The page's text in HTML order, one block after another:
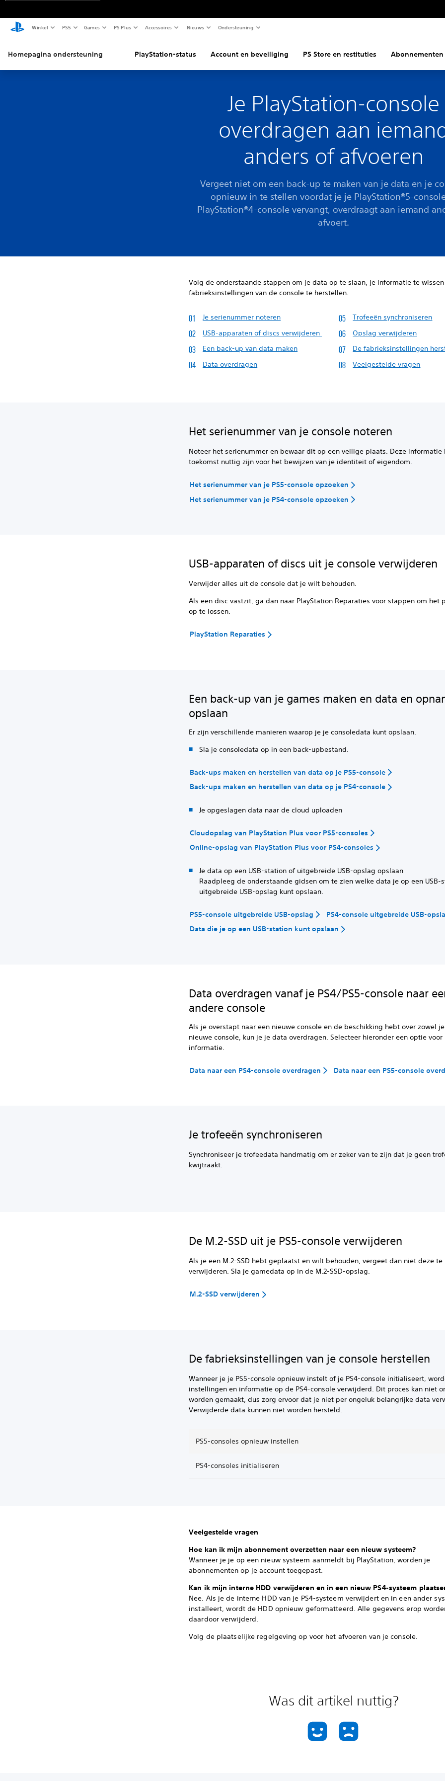
Winkel PS5 Games PS Plus Accessoires Nieuws Ondersteuning
Homepagina ondersteuning PlayStation-status Account en beveiliging PS Store en restituties Abonnementen
Je PlayStation-console
overdragen aan
anders of afvoeren
Vergeet niet om een back-up te maken van je data en je
opnieuw in te stellen voordat je je PlayStation®5-
PlayStation®4-console vervangt, overdraagt aan iemand
afvoert.
Volg de onderstaande stappen om je data op te slaan, je informatie te
fabrieksinstellingen van de console te herstellen.
Je serienummer noteren
USB-apparaten of discs verwijderen
Een back-up van data maken
Data overdragen
Trofeeën synchroniseren
Opslag verwijderen
De fabrieksinstellingen
Veelgestelde vragen
Het serienummer van je console noteren
Noteer het serienummer en bewaar dit op een veilige plaats. Deze informatie
toekomst nuttig zijn voor het bewijzen van je identiteit of eigendom.
Het serienummer van je PS5-console opzoeken
Het serienummer van je PS4-console opzoeken
USB-apparaten of discs uit je console verwijderen
Verwijder alles uit de console dat je wilt behouden.
Als een disc vastzit, ga dan naar PlayStation Reparaties voor stappen om het
op te lossen.
PlayStation Reparaties
Een back-up van je games maken en data en
opslaan
Er zijn verschillende manieren waarop je je consoledata kunt opslaan.
Sla je consoledata op in een back-upbestand.
Back-ups maken en herstellen van data op je PS5-console
Back-ups maken en herstellen van data op je PS4-console
Je opgeslagen data naar de cloud uploaden
Cloudopslag van PlayStation Plus voor PS5-consoles
Online-opslag van PlayStation Plus voor PS4-consoles
Je data op een USB-station of uitgebreide USB-opslag opslaan
Raadpleeg de onderstaande gidsen om te zien welke data je op een USB-
uitgebreide USB-opslag kunt opslaan.
PS5-console uitgebreide USB-opslag
PS4-console uitgebreide USB-
Data die je op een USB-station kunt opslaan
Data overdragen vanaf je PS4/PS5-console naar
andere console
Als je overstapt naar een nieuwe console en de beschikking hebt over zowel
nieuwe console, kun je je data overdragen. Selecteer hieronder een optie voor
informatie.
Data naar een PS4-console overdragen Data naar een PS5-console
Je trofeeën synchroniseren
Synchroniseer je trofeedata handmatig om er zeker van te zijn dat je geen
kwijtraakt.
De M.2-SSD uit je PS5-console verwijderen
Als je een M.2-SSD hebt geplaatst en wilt behouden, vergeet dan niet deze te
verwijderen. Sla je gamedata op in de M.2-SSD-opslag.
M.2-SSD verwijderen
De fabrieksinstellingen van je console herstellen
Wanneer je je PS5-console opnieuw instelt of je PS4-console initialiseert,
instellingen en informatie op de PS4-console verwijderd. Dit proces kan niet
worden gemaakt, dus zorg ervoor dat je niet per ongeluk belangrijke data
Verwijderde data kunnen niet worden hersteld.
PS5-consoles opnieuw instellen
PS4-consoles initialiseren
Veelgestelde vragen
Hoe kan ik mijn abonnement overzetten naar een nieuw systeem?
Wanneer je je op een nieuw systeem aanmeldt bij PlayStation, worden je
abonnementen op je account toegepast.
Kan ik mijn interne HDD verwijderen en in een nieuw PS4-systeem
Nee. Als je de interne HDD van je PS4-systeem verwijdert en in een ander
installeert, wordt de HDD opnieuw geformatteerd. Alle gegevens erop
daardoor verwijderd.
Volg de plaatselijke regelgeving op voor het afvoeren van je console.
Was dit artikel nuttig?